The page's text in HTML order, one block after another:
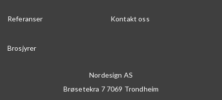
Referanser Kontakt oss
Brosjyrer
Nordesign AS
Brøsetekra 7 7069 Trondheim